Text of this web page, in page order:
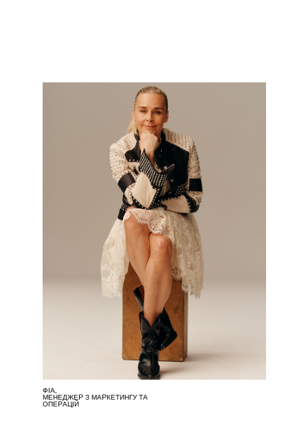
ФІА,
МЕНЕДЖЕР З МАРКЕТИНГУ ТА
ОПЕРАЦІЙ